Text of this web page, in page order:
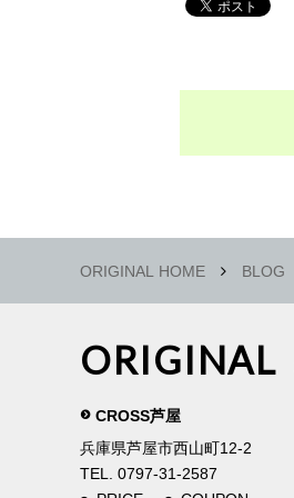
ORIGINAL HOME BLOG
ORIGINAL
CROSS芦屋
兵庫県芦屋市西山町12-2
TEL. 0797-31-2587